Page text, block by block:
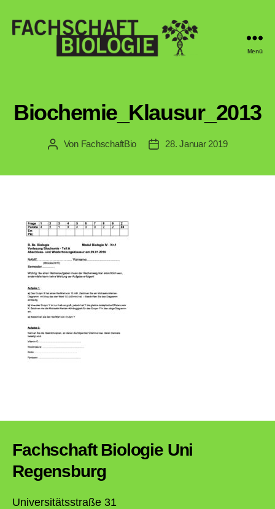
Menü
Biochemie_Klausur_2013
Beitragsautor
Von FachschaftBio Veröffentlichungsdatum
28. Januar 2019
Fachschaft Biologie Uni
Regensburg
Universitätsstraße 31